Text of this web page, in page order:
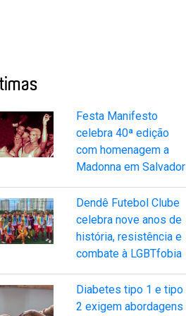
Festa Manifesto
celebra 40ª edição
com homenagem a
Madonna em Salvador
Dendê Futebol Clube
celebra nove anos de
história, resistência e
combate à LGBTfobia
Diabetes tipo 1 e tipo
2 exigem abordagens